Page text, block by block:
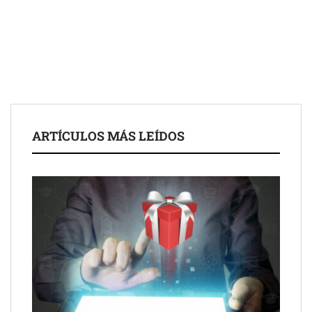
Eagle Waterproofing recomienda revisar la
ARTÍCULOS MÁS LEÍDOS